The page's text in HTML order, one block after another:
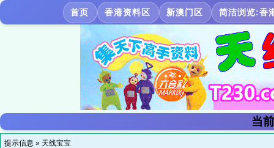
首页 香港资料区 新澳门区 简洁浏览:香
当
提示信息 » 天线宝宝